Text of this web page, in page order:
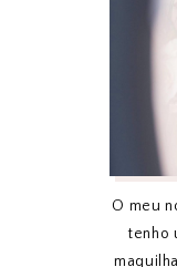
O meu
tenho